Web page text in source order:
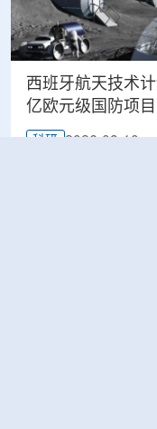
西班牙航天技术
亿欧元级国防项
科研 2026-08-10